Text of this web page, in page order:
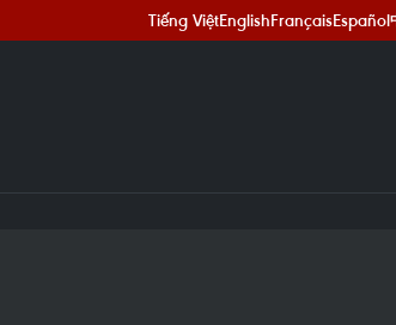
Tiếng ViệtEnglishFrançaisEspañol